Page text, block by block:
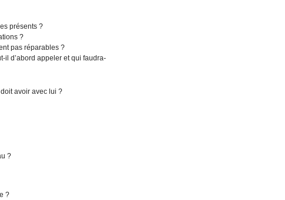
présents ?
?
pas réparables ?
il d’abord appeler et qui faudra-
avoir avec lui ?
?
?